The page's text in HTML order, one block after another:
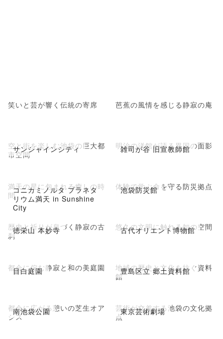
笑いと芸が響く伝統の寄席 芭蕉の風情を感じる静寂の庵
サンシャインシティ
空と街を楽しむ池袋の巨大都
市空間
雑司が谷 旧宣教師館
明治の洋館が語る異国の面影
コニカミノルタ プラネタ
リウム満天 in Sunshine
City
満天の星に包まれる癒しの時
間
池袋防災館
体験で学ぶ命を守る防災拠点
徳栄山 本妙寺
歴史と祈りが息づく静寂の古
刹
古代オリエント博物館
悠久の文明に触れる知の空間
目白庭園
都会に佇む静寂と和の美庭園 豊島区立 郷土資料館
地域の歴史と文化を紡ぐ資料
館
南池袋公園
都会に広がる憩いの芝生オア
シス
東京芸術劇場
芸術が交差する池袋の文化拠
点